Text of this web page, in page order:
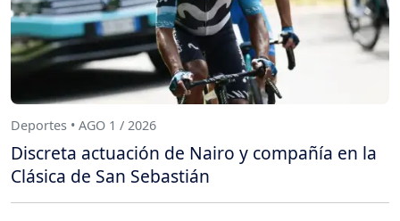
Deportes • AGO 1 / 2026
Discreta actuación de Nairo y compañía en la
Clásica de San Sebastián